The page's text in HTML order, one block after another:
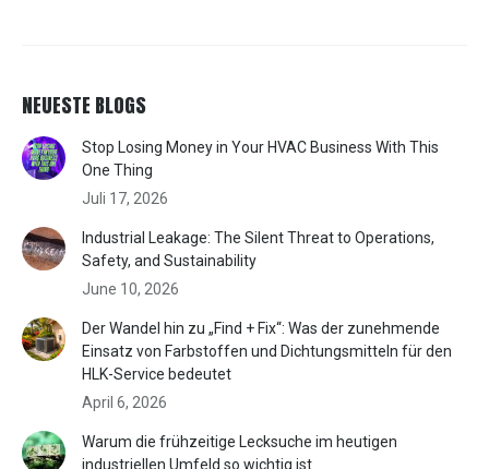
NEUESTE BLOGS
Stop Losing Money in Your HVAC Business With This
One Thing
Juli 17, 2026
Industrial Leakage: The Silent Threat to Operations,
Safety, and Sustainability
June 10, 2026
Der Wandel hin zu „Find + Fix“: Was der zunehmende
Einsatz von Farbstoffen und Dichtungsmitteln für den
HLK-Service bedeutet
April 6, 2026
Warum die frühzeitige Lecksuche im heutigen
industriellen Umfeld so wichtig ist